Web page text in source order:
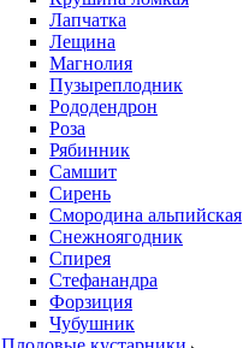
Лапчатка
Лещина
Магнолия
Пузыреплодник
Рододендрон
Роза
Рябинник
Самшит
Сирень
Смородина альпийская
Снежноягодник
Спирея
Стефанандра
Форзиция
Чубушник